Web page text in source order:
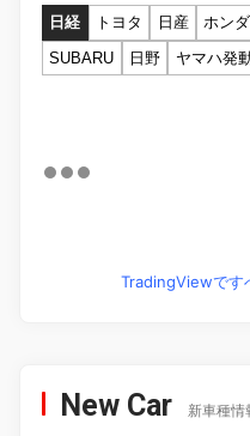
日経 トヨタ 日産 ホンダ
SUBARU
日野 ヤマハ発
TradingViewです
New Car 新車種情